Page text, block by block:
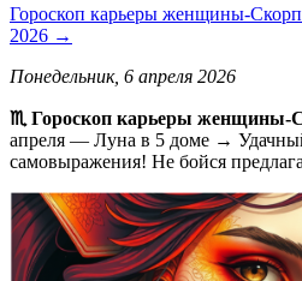
Гороскоп карьеры женщины-
2026 →
Понедельник, 6 апреля 2026
♏️ Гороскоп карьеры женщины-
апреля — Луна в 5 доме →
самовыражения! Не бойся